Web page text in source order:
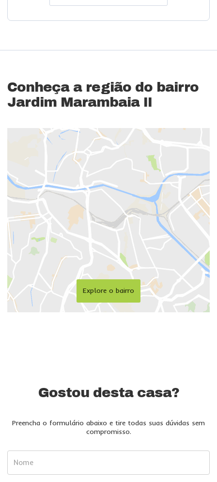
Conheça a região do bairro
Jardim Marambaia II
Explore o bairro
Gostou desta casa?
Preencha o formulário abaixo e tire todas suas dúvidas sem
compromisso.